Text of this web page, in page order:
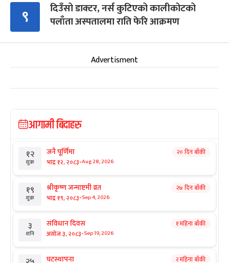
९
दिउँसो डाक्टर, नर्स कुटिएको कालीकोटको
पलाँता अस्पतालमा राति फेरि आक्रमण
Advertisment
आगामी बिदाहरु
१२
शुक्र
जनै पूर्णिमा
भाद्र १२, २०८३-Aug 28, 2026
२० दिन बाँकी
१९
शुक्र
श्रीकृष्ण जन्माष्टमी व्रत
भाद्र १९, २०८३-Sep 4, 2026
२७ दिन बाँकी
३
शनि
संविधान दिवस
असोज ३, २०८३-Sep 19, 2026
१ महिना बाँकी
घटस्थापना २ महिना बाँकी